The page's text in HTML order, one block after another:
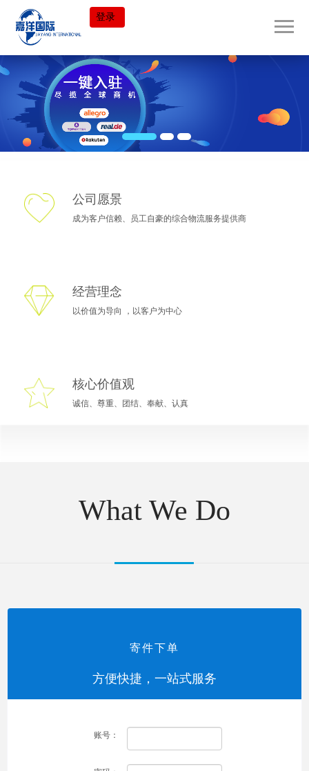
登录
公司愿景
成为客户信赖、员工自豪的综合物流服务提供商
经营理念
以价值为导向 ，以客户为中心
核心价值观
诚信、尊重、团结、奉献、认真
What We Do
寄件下单
方便快捷，一站式服务
账号：